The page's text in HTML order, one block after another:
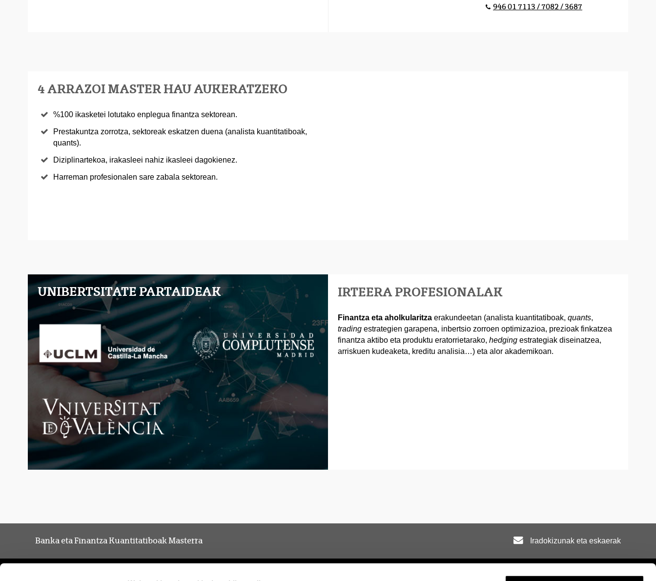
946 01 7113 / 7082 / 3687
4 ARRAZOI MASTER HAU AUKERATZEKO
%100 ikasketei lotutako enplegua finantza sektorean.
Prestakuntza zorrotza, sektoreak eskatzen duena (analista kuantitatiboak,
quants).
Diziplinartekoa, irakasleei nahiz ikasleei dagokienez.
Harreman profesionalen sare zabala sektorean.
UNIBERTSITATE PARTAIDEAK IRTEERA PROFESIONALAK
Finantza eta aholkularitza erakundeetan (analista kuantitatiboak, quants,
trading estrategien garapena, inbertsio zorroen optimizazioa, prezioak finkatzea
finantza aktibo eta produktu eratorrietarako, hedging estrategiak diseinatzea,
arriskuen kudeaketa, kreditu analisia…) eta alor akademikoan.
Banka eta Finantza Kuantitatiboak Masterra Iradokizunak eta eskaerak